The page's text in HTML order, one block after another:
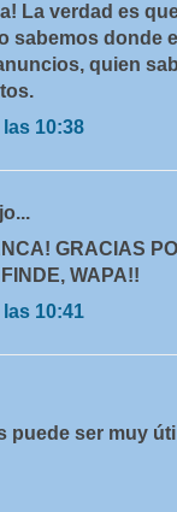
La verdad es
sabemos donde
quien
10:38
GRACIAS
WAPA!!
10:41
puede ser muy